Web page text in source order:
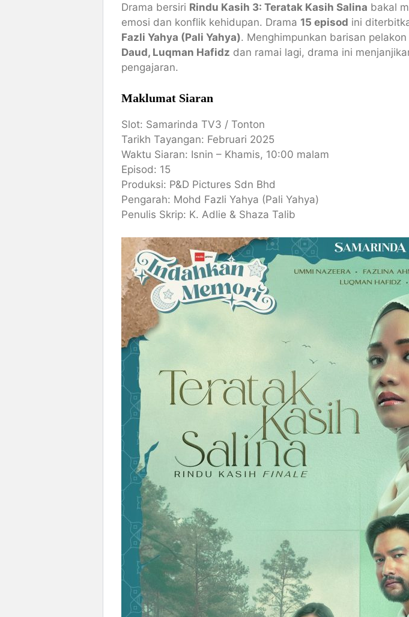
Drama bersiri Rindu Kasih 3: Teratak Kasih Salina bakal
emosi dan konflik kehidupan. Drama 15 episod ini
Fazli Yahya (Pali Yahya). Menghimpunkan barisan
Daud, Luqman Hafidz dan ramai lagi, drama ini
pengajaran.
Maklumat Siaran
Slot: Samarinda TV3 / Tonton
Tarikh Tayangan: Februari 2025
Waktu Siaran: Isnin – Khamis, 10:00 malam
Episod: 15
Produksi: P&D Pictures Sdn Bhd
Pengarah: Mohd Fazli Yahya (Pali Yahya)
Penulis Skrip: K. Adlie & Shaza Talib